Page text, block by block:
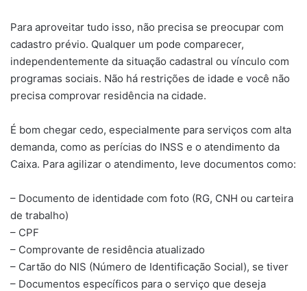
Para aproveitar tudo isso, não precisa se preocupar com
cadastro prévio. Qualquer um pode comparecer,
independentemente da situação cadastral ou vínculo com
programas sociais. Não há restrições de idade e você não
precisa comprovar residência na cidade.
É bom chegar cedo, especialmente para serviços com alta
demanda, como as perícias do INSS e o atendimento da
Caixa. Para agilizar o atendimento, leve documentos como:
– Documento de identidade com foto (RG, CNH ou carteira
de trabalho)
– CPF
– Comprovante de residência atualizado
– Cartão do NIS (Número de Identificação Social), se tiver
– Documentos específicos para o serviço que deseja